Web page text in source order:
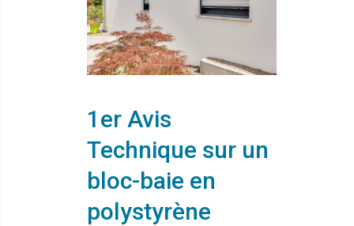
1er Avis
Technique sur un
bloc-baie en
polystyrène